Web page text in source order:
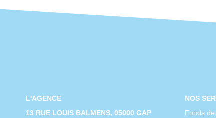
L'AGENCE
13 RUE LOUIS BALMENS, 05000 GAP
NOS
Fonds